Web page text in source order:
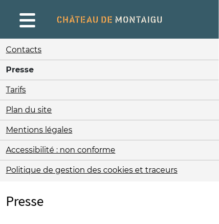
Contacts
Presse
Tarifs
Plan du site
Mentions légales
Accessibilité : non conforme
Politique de gestion des cookies et traceurs
Presse